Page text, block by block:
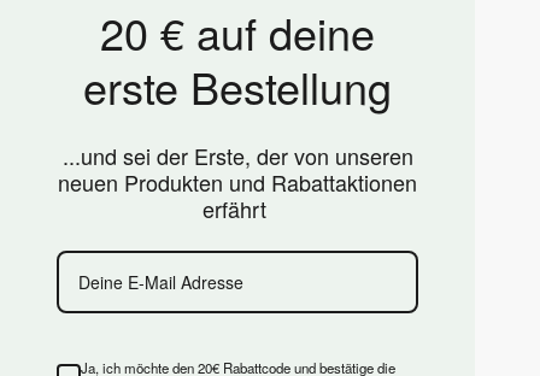
20 € auf deine
erste Bestellung
...und sei der Erste, der von unseren
neuen Produkten und Rabattaktionen
erfährt
Ja, ich möchte den 20€ Rabattcode und bestätige die